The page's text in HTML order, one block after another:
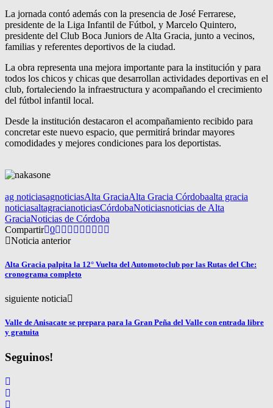
La jornada contó además con la presencia de José Ferrarese,
presidente de la Liga Infantil de Fútbol, y Marcelo Quintero,
presidente del Club Boca Juniors de Alta Gracia, junto a vecinos,
familias y referentes deportivos de la ciudad.
La obra representa una mejora importante para la institución y para
todos los chicos y chicas que desarrollan actividades deportivas en el
club, fortaleciendo la infraestructura y acompañando el crecimiento
del fútbol infantil local.
Desde la institución destacaron el acompañamiento recibido para
concretar este nuevo espacio, que permitirá brindar mayores
comodidades y mejores condiciones para los deportistas.
ag noticiasagnoticiasAlta GraciaAlta Gracia Córdobaalta gracia
noticiasaltagracianoticiasCórdobaNoticiasnoticias de Alta
GraciaNoticias de Córdoba
Compartir 0
Noticia anterior
Alta Gracia palpita la 12° Vuelta del Automotoclub por las Rutas del Che:
cronograma completo
siguiente noticia
Valle de Anisacate se prepara para la Gran Peña del Valle con entrada libre
y gratuita
Seguinos!